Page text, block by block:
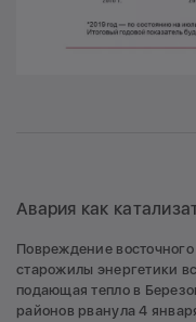
Авария как
Повреждение
старожилы энергетики
подающая тепло в
районов рванула 4